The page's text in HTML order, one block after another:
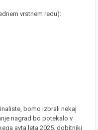
vrstnem redu):
bomo izbrali nekaj
nagrad bo potekalo v
avta leta 2025, dobitniki